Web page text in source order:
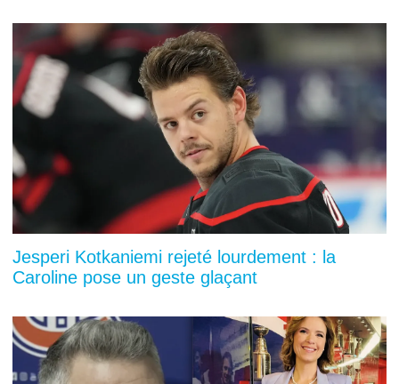
Jesperi Kotkaniemi rejeté lourdement : la
Caroline pose un geste glaçant